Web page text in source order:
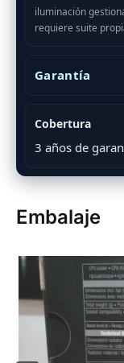
iluminación
requiere suite
Garantía
Cobertura
3 años de
Embalaje